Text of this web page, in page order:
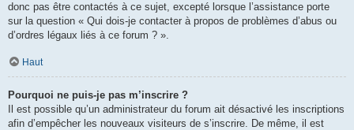
donc pas être contactés à ce sujet, excepté lorsque l’assistance porte
sur la question « Qui dois-je contacter à propos de problèmes d’abus ou
d’ordres légaux liés à ce forum ? ».
Haut
Pourquoi ne puis-je pas m’inscrire ?
Il est possible qu’un administrateur du forum ait désactivé les inscriptions
afin d’empêcher les nouveaux visiteurs de s’inscrire. De même, il est